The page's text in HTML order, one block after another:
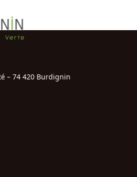
– 74 420 Burdignin